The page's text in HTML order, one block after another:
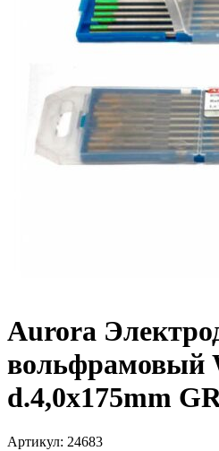
Aurora
вольфрамовый
d.4,0x175mm
Артикул: 24683